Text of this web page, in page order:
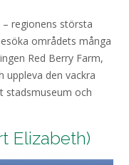
– regionens största
områdets många
Red Berry Farm,
uppleva den vackra
stadsmuseum och
Elizabeth)